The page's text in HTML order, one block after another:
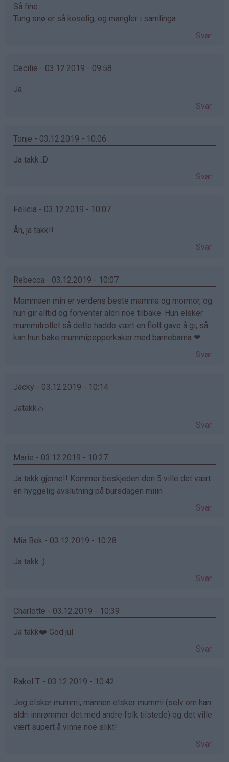
Så fine
Tung snø er så koselig, og mangler i samlinga
Svar
Cecilie - 03.12.2019 - 09:58
Ja
Svar
Tonje - 03.12.2019 - 10:06
Ja takk :D
Svar
Felicia - 03.12.2019 - 10:07
Åh, ja takk!!
Svar
Rebecca - 03.12.2019 - 10:07
Mammaen min er verdens beste mamma og mormor, og
hun gir alltid og forventer aldri noe tilbake. Hun elsker
mummitrollet så dette hadde vært en flott gave å gi, så
kan hun bake mummipepperkaker med barnebarna ❤
Svar
Jacky - 03.12.2019 - 10:14
Jatakk⛄️
Svar
Marie - 03.12.2019 - 10:27
Ja takk gjerne!! Kommer beskjeden den 5 ville det vært
en hyggelig avslutning på bursdagen miiin
Svar
Mia Bek - 03.12.2019 - 10:28
Ja takk :)
Svar
Charlotte - 03.12.2019 - 10:39
Ja takk❤️ God jul
Svar
Rakel T. - 03.12.2019 - 10:42
Jeg elsker mummi, mannen elsker mummi (selv om han
aldri innrømmer det med andre folk tilstede) og det ville
vært supert å vinne noe slikt!
Svar